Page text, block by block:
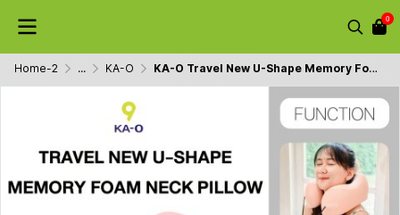
0
Home-2 ... KA-O KA-O Travel New U-Shape Memory Foam Neck Pillow หมอนรองคอเมมโมรี่โฟมทรงสูง ดีไซน์ 3D กระชับต้นคอ